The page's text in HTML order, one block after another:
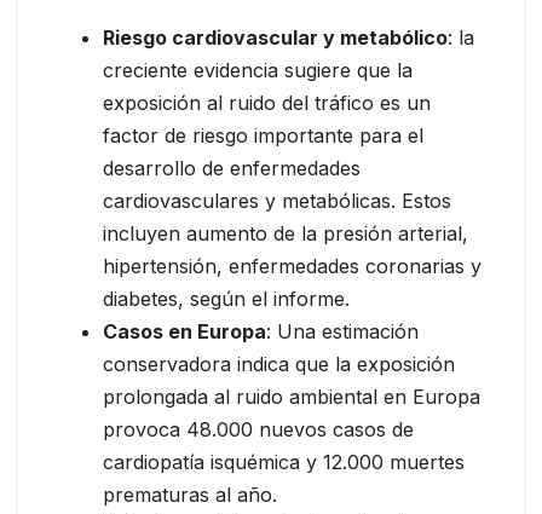
Riesgo cardiovascular y metabólico: la
creciente evidencia sugiere que la
exposición al ruido del tráfico es un
factor de riesgo importante para el
desarrollo de enfermedades
cardiovasculares y metabólicas. Estos
incluyen aumento de la presión arterial,
hipertensión, enfermedades coronarias y
diabetes, según el informe.
Casos en Europa: Una estimación
conservadora indica que la exposición
prolongada al ruido ambiental en Europa
provoca 48.000 nuevos casos de
cardiopatía isquémica y 12.000 muertes
prematuras al año.